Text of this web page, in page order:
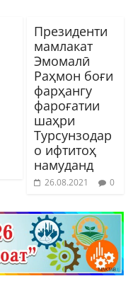
Президенти
мамлакат
Эмомалӣ
Раҳмон боғи
фарҳангу
фароғатии
шаҳри
Турсунзодар
о ифтитоҳ
намуданд
26.08.2021 0